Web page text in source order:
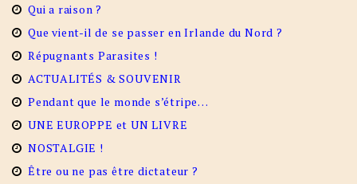
Qui a raison ?
Que vient-il de se passer en Irlande du Nord ?
Répugnants Parasites !
ACTUALITÉS & SOUVENIR
Pendant que le monde s’étripe…
UNE EUROPPE et UN LIVRE
NOSTALGIE !
Être ou ne pas être dictateur ?